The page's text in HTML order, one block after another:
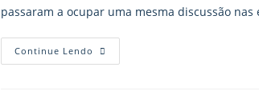
passaram a ocupar uma mesma discussão
Continue Lendo